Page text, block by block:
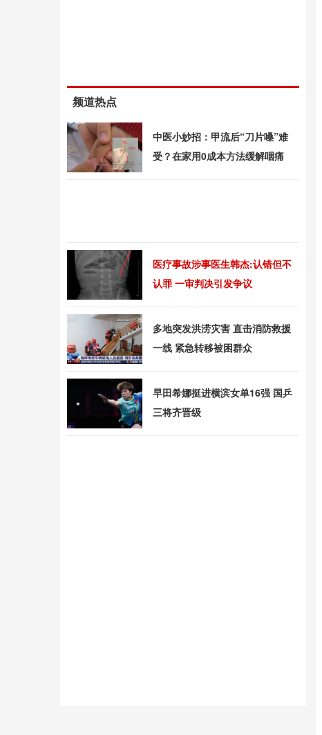
频道热点
中医小妙招：甲流后“刀片嗓”难
受？在家用0成本方法缓解咽痛
医疗事故涉事医生韩杰:认错但不
认罪 一审判决引发争议
多地突发洪涝灾害 直击消防救援
一线 紧急转移被困群众
早田希娜挺进横滨女单16强 国乒
三将齐晋级